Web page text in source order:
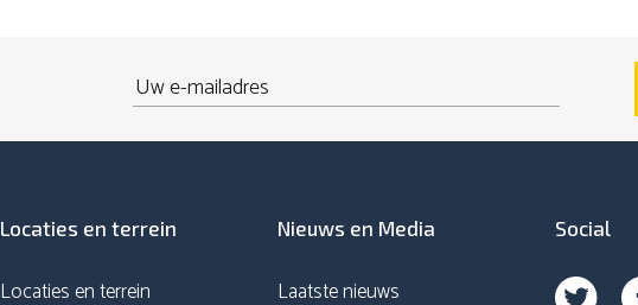
Email
Locaties en terrein
Locaties en terrein
Nieuws en Media
Laatste nieuws
Social